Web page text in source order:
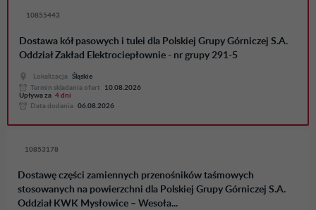
10855443
Dostawa kół pasowych i tulei dla Polskiej Grupy Górniczej S.A.
Oddział Zakład Elektrociepłownie - nr grupy 291-5
Lokalizacja
Śląskie
Termin skladania ofert
10.08.2026
Upływa za 4 dni
Data dodania
06.08.2026
10853178
Dostawę części zamiennych przenośników taśmowych
stosowanych na powierzchni dla Polskiej Grupy Górniczej S.A.
Oddział KWK Mysłowice – Wesoła...